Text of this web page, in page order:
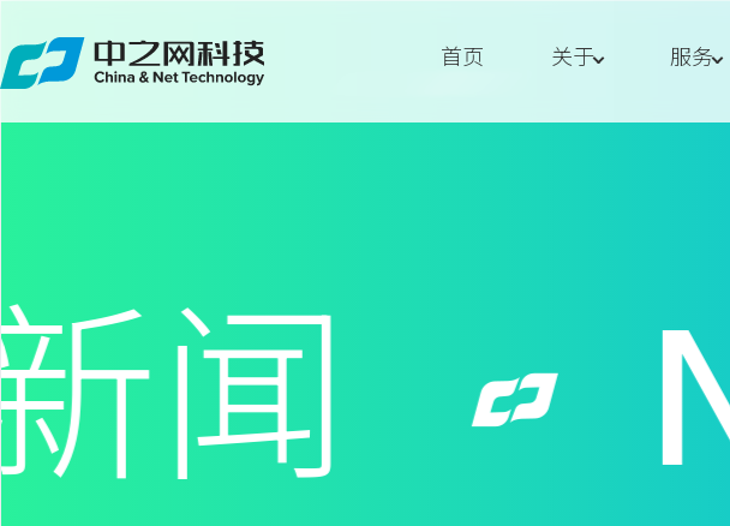
首页 关于 服务
闻